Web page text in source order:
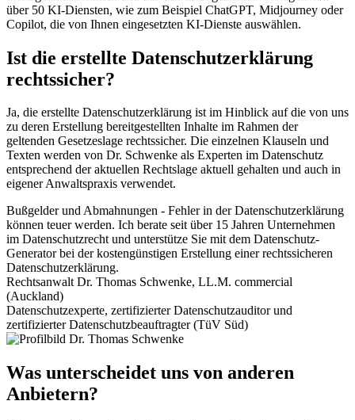
über 50 KI-Diensten, wie zum Beispiel ChatGPT, Midjourney oder
Copilot, die von Ihnen eingesetzten KI-Dienste auswählen.
Ist die erstellte Datenschutzerklärung
rechtssicher?
Ja, die erstellte Datenschutzerklärung ist im Hinblick auf die von uns
zu deren Erstellung bereitgestellten Inhalte im Rahmen der
geltenden Gesetzeslage rechtssicher. Die einzelnen Klauseln und
Texten werden von Dr. Schwenke als Experten im Datenschutz
entsprechend der aktuellen Rechtslage aktuell gehalten und auch in
eigener Anwaltspraxis verwendet.
Bußgelder und Abmahnungen - Fehler in der Datenschutzerklärung
können teuer werden. Ich berate seit über 15 Jahren Unternehmen
im Datenschutzrecht und unterstütze Sie mit dem Datenschutz-
Generator bei der kostengünstigen Erstellung einer rechtssicheren
Datenschutzerklärung.
Rechtsanwalt Dr. Thomas Schwenke, LL.M. commercial
(Auckland)
Datenschutzexperte, zertifizierter Datenschutzauditor und
zertifizierter Datenschutzbeauftragter (TüV Süd)
Was unterscheidet uns von anderen
Anbietern?